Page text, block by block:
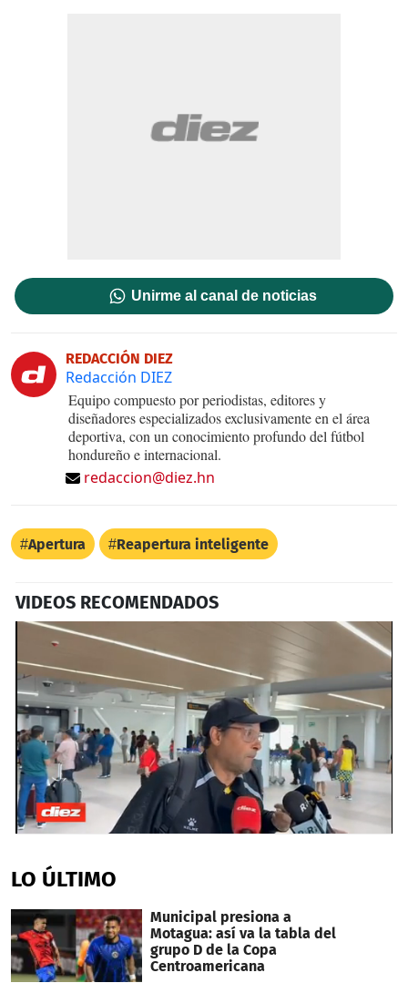
Unirme al canal de noticias
REDACCIÓN DIEZ
Redacción DIEZ
Equipo compuesto por periodistas, editores y
diseñadores especializados exclusivamente en el área
deportiva, con un conocimiento profundo del fútbol
hondureño e internacional.
redaccion@diez.hn
Apertura Reapertura inteligente
VIDEOS RECOMENDADOS
of
5
43
seconds
LO ÚLTIMO
Municipal presiona a
Motagua: así va la tabla del
grupo D de la Copa
Centroamericana